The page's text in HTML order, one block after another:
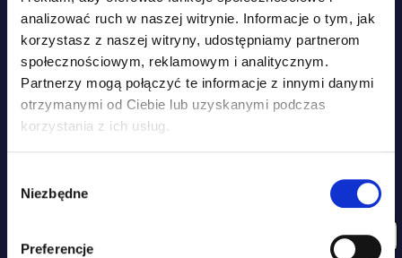
analizować ruch w naszej witrynie. Informacje o tym, jak
korzystasz z naszej witryny, udostępniamy partnerom
społecznościowym, reklamowym i analitycznym.
Partnerzy mogą połączyć te informacje z innymi danymi
otrzymanymi od Ciebie lub uzyskanymi podczas
korzystania z ich usług.
zgody
Niezbędne
Preferencje
DOŁĄCZ DO RODZINY ZIPPY TAIL I ZYSKAJ
15% ZNIŻKI NA ZAKUPY
ZAPISZ SIĘ DO NEWSLETTERA I UZYSKAJ DOSTĘP DO
WYJĄTKOWYCH PROMOCJI, PORAD I WSKAZÓWEK!